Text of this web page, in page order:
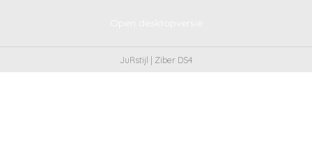
JuRstijl | Ziber DS4